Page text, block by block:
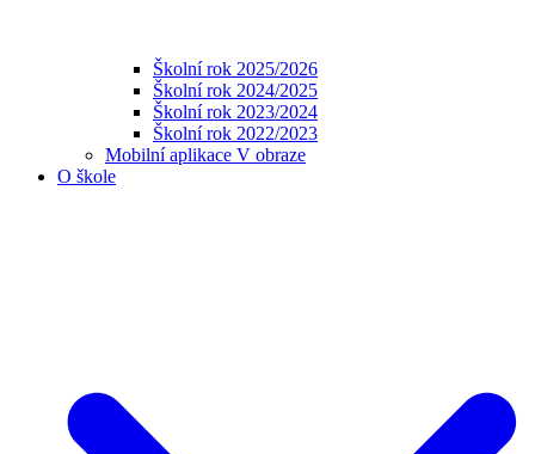
Školní rok 2025/2026
Školní rok 2024/2025
Školní rok 2023/2024
Školní rok 2022/2023
Mobilní aplikace V obraze
O škole